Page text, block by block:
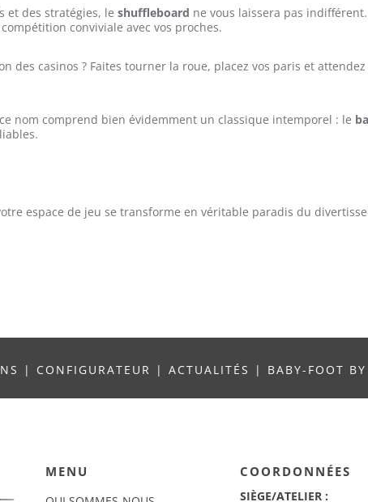
et des stratégies, le shuffleboard ne vous laissera pas
conviviale avec vos proches.
des casinos ? Faites tourner la roue, placez vos paris et
nom comprend bien évidemment un classique intemporel : le
espace de jeu se transforme en véritable paradis du
| CONFIGURATEUR | ACTUALITÉS | BABY-FOOT
MENU COORDONNÉES
SIÈGE/ATELIER :